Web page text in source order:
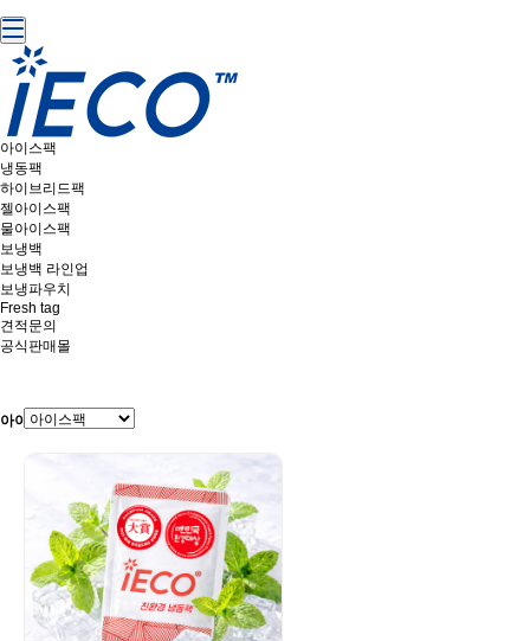
아이스팩
냉동팩
하이브리드팩
젤아이스팩
물아이스팩
보냉백
보냉백 라인업
보냉파우치
Fresh tag
견적문의
공식판매몰
아이스팩 상품리스트